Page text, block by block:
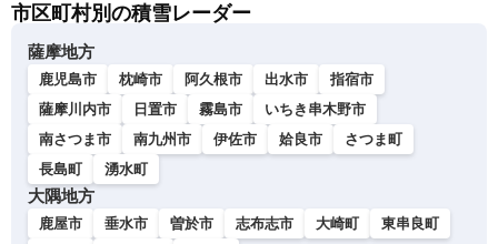
市区町村別の積雪レーダー
薩摩地方
鹿児島市 枕崎市 阿久根市 出水市
指宿市
薩摩川内市
日置市 霧島市
いちき串木野市
南さつま市
南九州市 伊佐市 姶良市
さつま町
長島町
湧水町
大隅地方
鹿屋市 垂水市 曽於市 志布志市 大崎町
東串良町